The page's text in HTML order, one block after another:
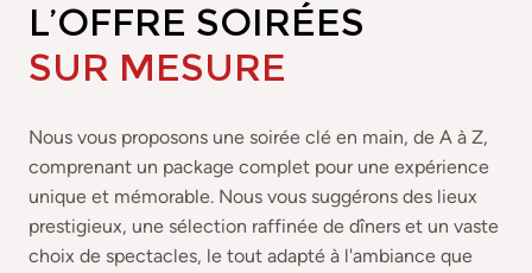
L’OFFRE SOIRÉES
SUR MESURE
Nous vous proposons une soirée clé en main, de A à Z,
comprenant un package complet pour une expérience
unique et mémorable. Nous vous suggérons des lieux
prestigieux, une sélection raffinée de dîners et un vaste
choix de spectacles, le tout adapté à l'ambiance que